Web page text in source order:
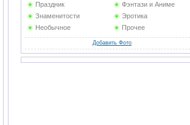
Праздник
Фэнтази и Аниме
Знаменитости
Эротика
Необычное
Прочее
Добавить Фото